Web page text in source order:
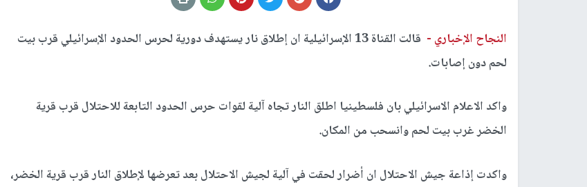
النجاح الإخباري -
قالت القناة 13 الإسرائيلية ان إطلاق نار يستهدف دورية لحرس الحدود الإسرائيلي قرب بيت
لحم دون إصابات.
واكد الاعلام الاسرائيلي بان فلسطينيا اطلق النار تجاه آلية لقوات حرس الحدود التابعة للاحتلال قرب قرية
الخضر غرب بيت لحم وانسحب من المكان.
واكدت إذاعة جيش الاحتلال ان أضرار لحقت في آلية لجيش الاحتلال بعد تعرضها لإطلاق النار قرب قرية الخضر،